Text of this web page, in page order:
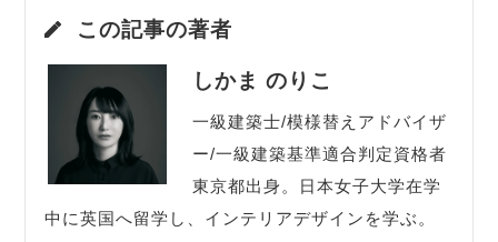
この記事の著者
しかま のりこ
一級建築士/模様替えアドバイザ
ー/一級建築基準適合判定資格者
東京都出身。日本女子大学在学
中に英国へ留学し、インテリアデザインを学ぶ。